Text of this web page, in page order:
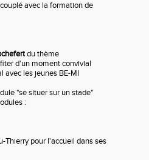
avec la formation de
du thème
d'un moment convivial
avec les jeunes BE-MI
"se situer sur un stade"
:
Thierry pour l'accueil dans ses